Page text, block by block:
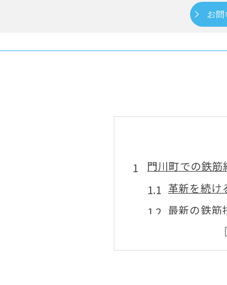
お
門川町での鉄
革新を続け
最新の鉄筋
地域にお
門川町で進